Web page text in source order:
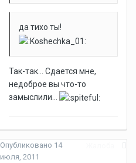
да тихо ты!
Так-так... Сдается мне,
недоброе вы что-то
замыслили...
Опубликовано 14
июля, 2011